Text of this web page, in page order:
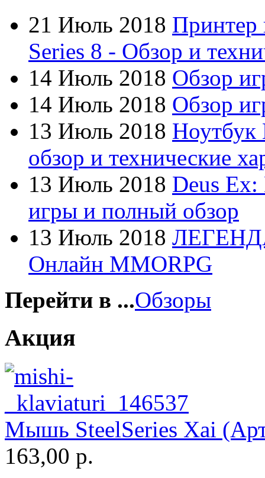
Dell
Dex
Everest
Firtech
Flyper
Foxconn
Fujitsu
G-cube
Gelezka
Gembird
Gemix
Gigabyte
Globex
Goclever
Golden field
Grand
21 Июль 2018 Принтер
Series 8 - Обзор и
14 Июль 2018 Обзор
14 Июль 2018 Обзор
13 Июль 2018 Ноутбук
обзор и технические
13 Июль 2018 Deus
игры и полный обзор
13 Июль 2018
Онлайн MMORPG
Перейти в ...Обзоры
Акция
Мышь SteelSeries Xai
163,00 р.